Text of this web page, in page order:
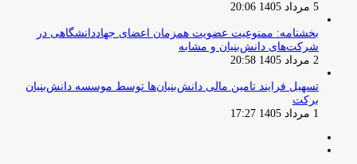
5 مرداد 1405 20:06
بخشنامه: ممنوعیت عضویت همزمان اعضای جهاددانشگاهی در
شرکت‌های دانش‌بنیان و مشابه
2 مرداد 1405 20:58
تسهیل فرایند تامین مالی دانش‌بنیان‌ها توسط موسسه دانش‌بنیان
برکت
1 مرداد 1405 17:27